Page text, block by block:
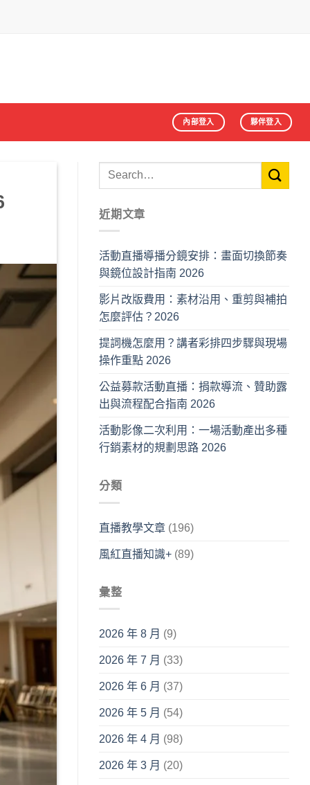
內部登入 夥伴登入
近期文章
活動直播導播分鏡安排：畫面切換節奏
與鏡位設計指南 2026
影片改版費用：素材沿用、重剪與補拍
怎麼評估？2026
提詞機怎麼用？講者彩排四步驟與現場
操作重點 2026
公益募款活動直播：捐款導流、贊助露
出與流程配合指南 2026
活動影像二次利用：一場活動產出多種
行銷素材的規劃思路 2026
分類
直播教學文章 (196)
風紅直播知識+ (89)
彙整
2026 年 8 月 (9)
2026 年 7 月 (33)
2026 年 6 月 (37)
2026 年 5 月 (54)
2026 年 4 月 (98)
2026 年 3 月 (20)